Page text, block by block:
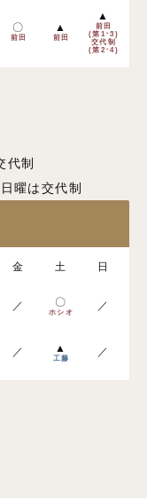
〇
前田
▲
前田
▲
前田
(第1･3)
交代制
(第2･4)
代制
曜は交代制
金 土 日
／ 〇
ホシオ
／
／ ▲
工藤
／